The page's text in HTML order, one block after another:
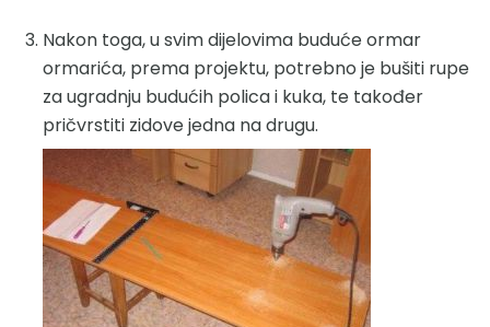
Nakon toga, u svim dijelovima buduće ormar
ormarića, prema projektu, potrebno je bušiti rupe
za ugradnju budućih polica i kuka, te također
pričvrstiti zidove jedna na drugu.